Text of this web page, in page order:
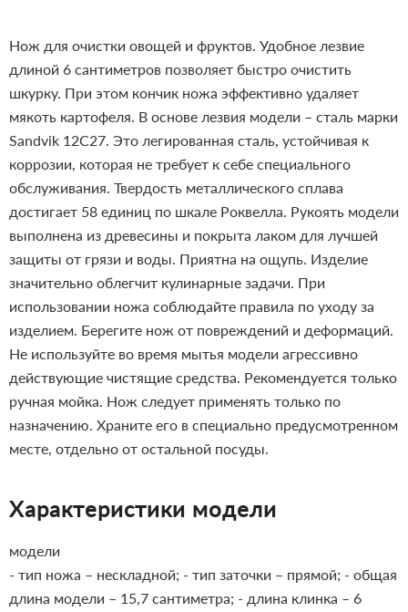
Нож для очистки овощей и фруктов. Удобное лезвие
длиной 6 сантиметров позволяет быстро очистить
шкурку. При этом кончик ножа эффективно удаляет
мякоть картофеля. В основе лезвия модели – сталь марки
Sandvik 12C27. Это легированная сталь, устойчивая к
коррозии, которая не требует к себе специального
обслуживания. Твердость металлического сплава
достигает 58 единиц по шкале Роквелла. Рукоять модели
выполнена из древесины и покрыта лаком для лучшей
защиты от грязи и воды. Приятна на ощупь. Изделие
значительно облегчит кулинарные задачи. При
использовании ножа соблюдайте правила по уходу за
изделием. Берегите нож от повреждений и деформаций.
Не используйте во время мытья модели агрессивно
действующие чистящие средства. Рекомендуется только
ручная мойка. Нож следует применять только по
назначению. Храните его в специально предусмотренном
месте, отдельно от остальной посуды.
Характеристики модели
модели
- тип ножа – нескладной; - тип заточки – прямой; - общая
длина модели – 15,7 сантиметра; - длина клинка – 6